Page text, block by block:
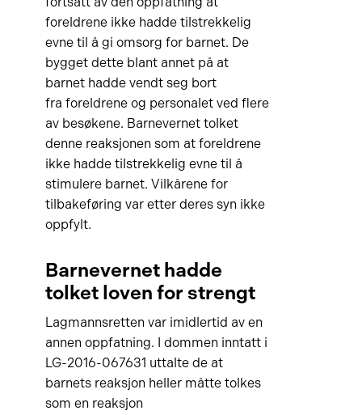
foreldrene ikke hadde tilstrekkelig
evne til å gi omsorg for barnet. De
bygget dette blant annet på at
barnet hadde vendt seg bort
fra foreldrene og personalet ved flere
av besøkene. Barnevernet tolket
denne reaksjonen som at foreldrene
ikke hadde tilstrekkelig evne til å
stimulere barnet. Vilkårene for
tilbakeføring var etter deres syn ikke
oppfylt.
Barnevernet hadde
tolket loven for strengt
Lagmannsretten var imidlertid av en
annen oppfatning. I dommen inntatt i
LG-2016-067631 uttalte de at
barnets reaksjon heller måtte tolkes
som en reaksjon